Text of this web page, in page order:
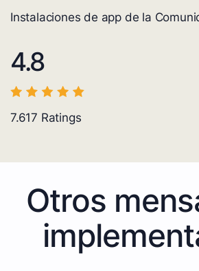
Instalaciones de app de la
4.8
7.617 Ratings
Otros